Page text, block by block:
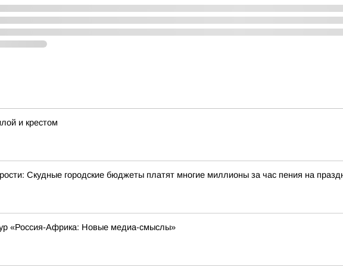
и крестом
Скудные городские бюджеты платят многие миллионы за час пения на
«Россия-Африка: Новые медиа-смыслы»